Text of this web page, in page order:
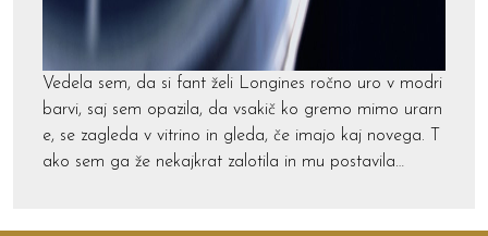
Vedela sem, da si fant želi Longines ročno uro v modri
barvi, saj sem opazila, da vsakič ko gremo mimo urarn
e, se zagleda v vitrino in gleda, če imajo kaj novega. T
ako sem ga že nekajkrat zalotila in mu postavila…